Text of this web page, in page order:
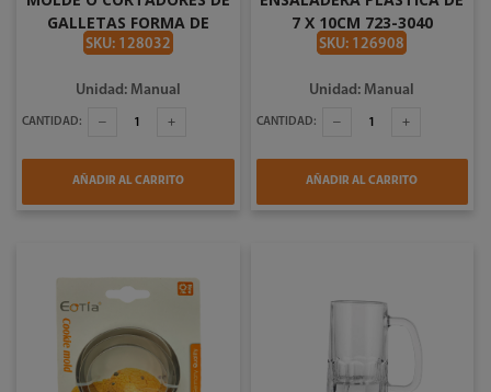
GALLETAS FORMA DE
CORAZON 6PZS ROSADO
SKU: 128032
Unidad: Manual
CANTIDAD:
AÑADIR AL CARRITO
7 X 10CM 723-3040
SKU: 126908
Unidad: Manual
CANTIDAD:
AÑADIR AL CARRITO